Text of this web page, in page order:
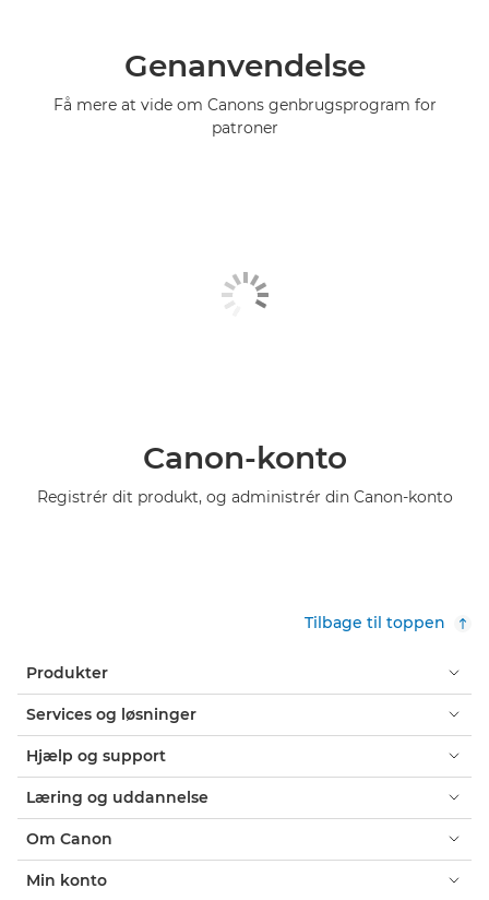
Genanvendelse
Få mere at vide om Canons genbrugsprogram for
patroner
Canon-konto
Registrér dit produkt, og administrér din Canon-konto
Tilbage til toppen
Produkter
Services og løsninger
Hjælp og support
Læring og uddannelse
Om Canon
Min konto